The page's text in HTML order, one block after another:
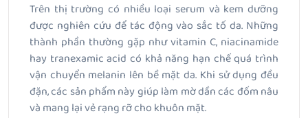
Trên thị trường có nhiều loại serum và kem dưỡng
được nghiên cứu để tác động vào sắc tố da. Những
thành phần thường gặp như vitamin C, niacinamide
hay tranexamic acid có khả năng hạn chế quá trình
vận chuyển melanin lên bề mặt da. Khi sử dụng đều
đặn, các sản phẩm này giúp làm mờ dần các đốm nâu
và mang lại vẻ rạng rỡ cho khuôn mặt.